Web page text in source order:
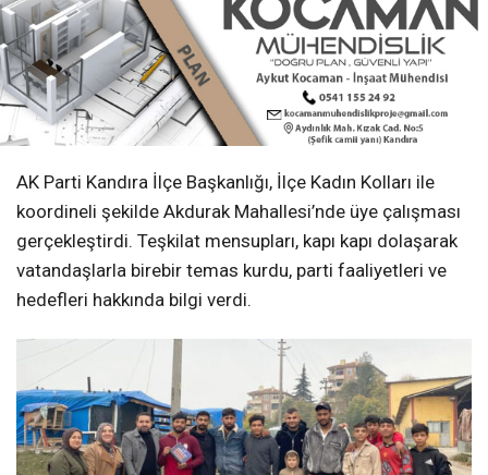
AK Parti Kandıra İlçe Başkanlığı, İlçe Kadın Kolları ile
koordineli şekilde Akdurak Mahallesi’nde üye çalışması
gerçekleştirdi. Teşkilat mensupları, kapı kapı dolaşarak
vatandaşlarla birebir temas kurdu, parti faaliyetleri ve
hedefleri hakkında bilgi verdi.